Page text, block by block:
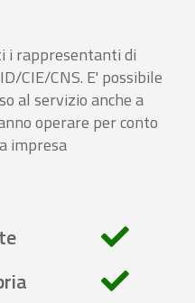
i rappresentanti di
CIE/CNS. E' possibile
al servizio anche a
operare per conto
impresa